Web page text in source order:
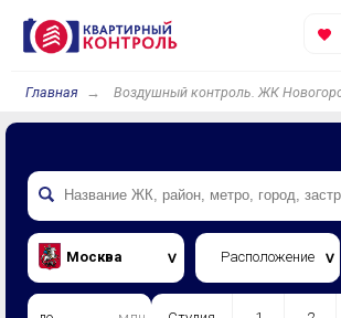
Главная Воздушный контроль. ЖК
Москва Расположение